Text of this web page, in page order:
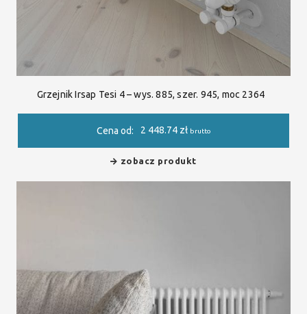
Grzejnik Irsap Tesi 4 – wys. 885, szer. 945, moc 2364
Cena od: 2 448.74 zł brutto
zobacz produkt